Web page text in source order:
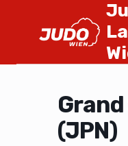
Grand
(JPN)